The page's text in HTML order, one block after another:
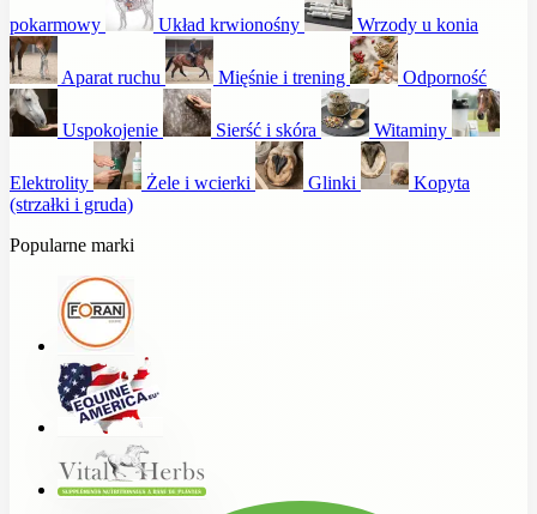
pokarmowy Układ krwionośny Wrzody u konia
Aparat ruchu Mięśnie i trening Odporność
Uspokojenie Sierść i skóra Witaminy
Elektrolity Żele i wcierki Glinki
Kopyta
(strzałki i gruda)
Popularne marki